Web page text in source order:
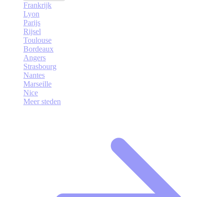
Frankrijk
Lyon
Parijs
Rijsel
Toulouse
Bordeaux
Angers
Strasbourg
Nantes
Marseille
Nice
Meer steden